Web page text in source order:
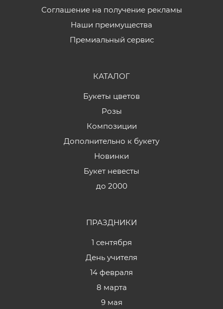
Соглашение на получение рекламы
Наши преимущества
Премиальный сервис
КАТАЛОГ
Букеты цветов
Розы
Композиции
Дополнительно к букету
Новинки
Букет невесты
до 2000
ПРАЗДНИКИ
1 сентября
День учителя
14 февраля
8 марта
9 мая